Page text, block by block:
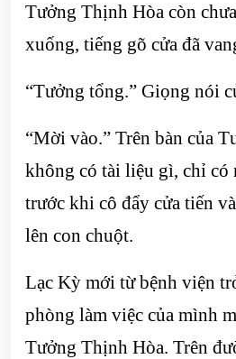
Tưởng Thịnh Hòa còn
xuống, tiếng gõ cửa đã
“Tưởng tổng.” Giọng nói
“Mời vào.” Trên bàn của
không có tài liệu gì, chỉ có
trước khi cô đẩy cửa tiến
lên con chuột.
Lạc Kỳ mới từ bệnh viện
phòng làm việc của mình
Tưởng Thịnh Hòa. Trên